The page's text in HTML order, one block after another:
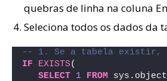
quebras de linha na coluna
Seleciona todos os dados da
-- 1. Se a tabela existir,
IF
EXISTS(
SELECT 1 FROM